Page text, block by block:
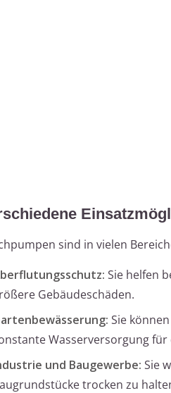
sind in vielen
Sie helfen
Gebäudeschäden.
Sie
Wasserversorgung
und Baugewerbe: Sie
trocken zu